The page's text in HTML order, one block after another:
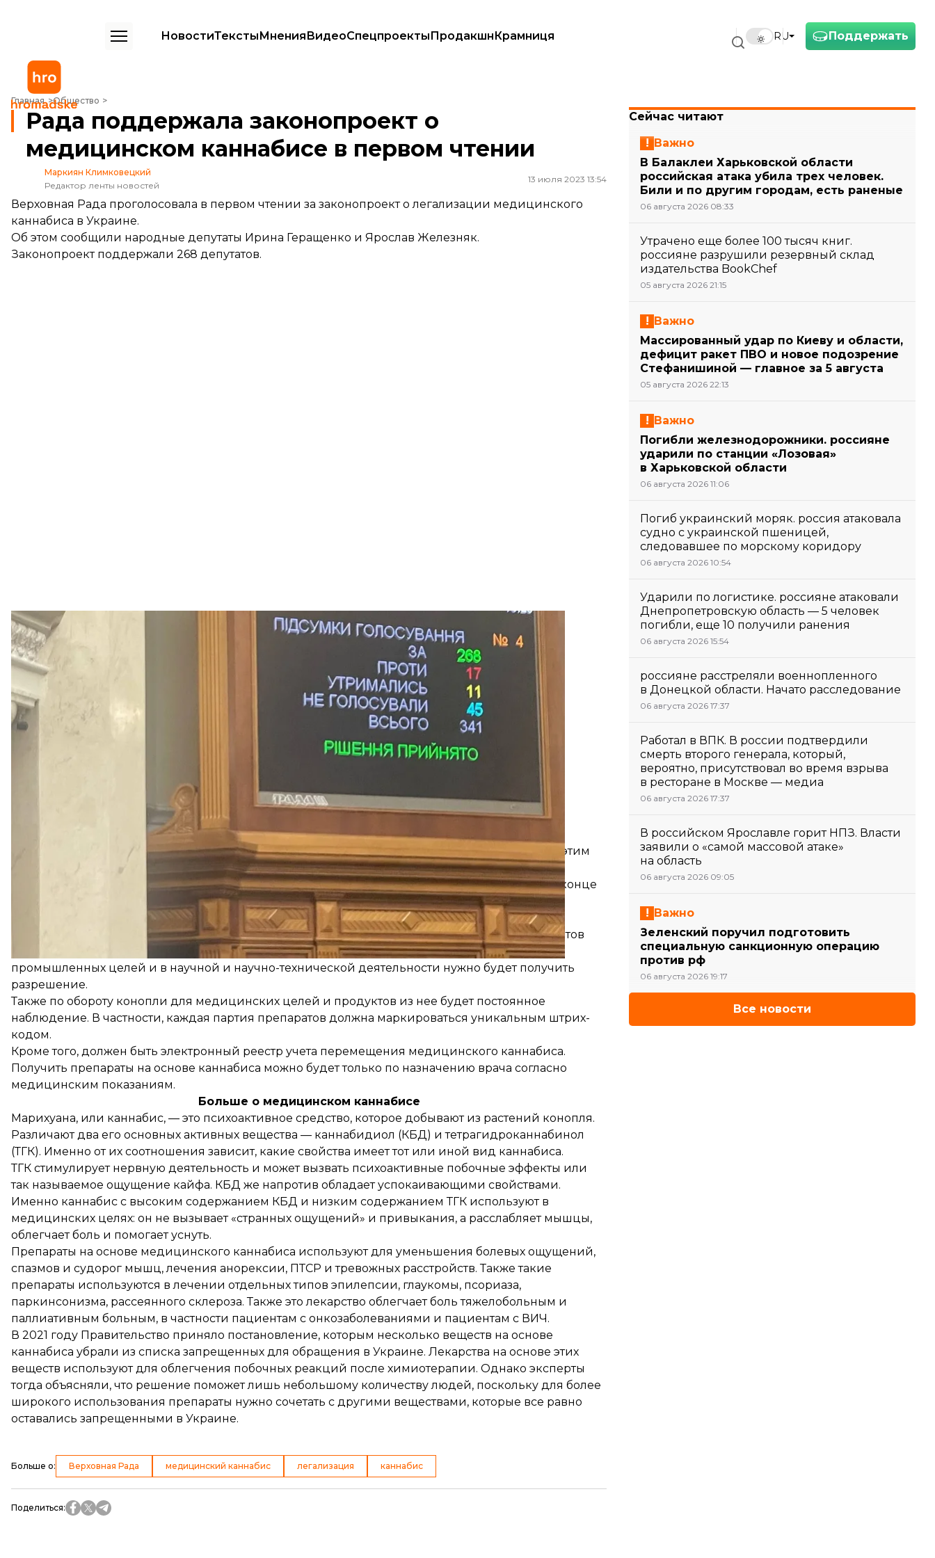
Поддержать
RU
НовостиТекстыМненияВидеоСпецпроектыПродакшнКрамниця
Главная Общество
Рада поддержала законопроект о медицинском каннабисе в первом чтении
Рада поддержала законопроект о
медицинском каннабисе в первом чтении
Маркиян Климковецкий
Редактор ленты новостей
13 июля 2023 13:54
Верховная Рада проголосовала в первом чтении за законопроект о легализации медицинского
каннабиса в Украине.
Об этом сообщили народные депутаты Ирина Геращенко и Ярослав Железняк.
Законопроект поддержали 268 депутатов.
Результаты голосования за законопроект о медицинском каннабисе в первом чтении, 13 июля 2023 года
Чтобы законопроект вступил в силу, депутаты должны принять его во втором чтении (перед этим
могут доработать), а затем отправить на подпись президенту.
Владимир Зеленский выступал в поддержку законопроекта о медицинском каннабисе и в конце
призвал парламентариев проголосовать за него.
Что предлагается в законопроекте?
Минздрав предлагает лицензировать хозяйственную деятельность по культивированию сортов
конопли для медицинских целей. Для культивирования каннабиса для медицинских,
промышленных целей и в научной и научно-технической деятельности нужно будет получить
разрешение.
Также по обороту конопли для медицинских целей и продуктов из нее будет постоянное
наблюдение. В частности, каждая партия препаратов должна маркироваться уникальным штрих-
кодом.
Кроме того, должен быть электронный реестр учета перемещения медицинского каннабиса.
Получить препараты на основе каннабиса можно будет только по назначению врача согласно
медицинским показаниям.
Больше о медицинском каннабисе
Марихуана, или каннабис, — это психоактивное средство, которое добывают из растений конопля.
Различают два его основных активных вещества — каннабидиол (КБД) и тетрагидроканнабинол
(ТГК). Именно от их соотношения зависит, какие свойства имеет тот или иной вид каннабиса.
ТГК стимулирует нервную деятельность и может вызвать психоактивные побочные эффекты или
так называемое ощущение кайфа. КБД же напротив обладает успокаивающими свойствами.
Именно каннабис с высоким содержанием КБД и низким содержанием ТГК используют в
медицинских целях: он не вызывает «странных ощущений» и привыкания, а расслабляет мышцы,
облегчает боль и помогает уснуть.
Препараты на основе медицинского каннабиса используют для уменьшения болевых ощущений,
спазмов и судорог мышц, лечения анорексии, ПТСР и тревожных расстройств. Также такие
препараты используются в лечении отдельных типов эпилепсии, глаукомы, псориаза,
паркинсонизма, рассеянного склероза. Также это лекарство облегчает боль тяжелобольным и
паллиативным больным, в частности пациентам с онкозаболеваниями и пациентам с ВИЧ.
В 2021 году Правительство приняло постановление, которым несколько веществ на основе
каннабиса убрали из списка запрещенных для обращения в Украине. Лекарства на основе этих
веществ используют для облегчения побочных реакций после химиотерапии. Однако эксперты
тогда объясняли, что решение поможет лишь небольшому количеству людей, поскольку для более
широкого использования препараты нужно сочетать с другими веществами, которые все равно
оставались запрещенными в Украине.
Больше о: Верховная Рада медицинский каннабис легализация каннабис
Поделиться:
Сейчас читают
Важно
В Балаклеи Харьковской области
российская атака убила трех человек.
Били и по другим городам, есть раненые
06 августа 2026 08:33
Утрачено еще более 100 тысяч книг.
россияне разрушили резервный склад
издательства BookChef
05 августа 2026 21:15
Важно
Массированный удар по Киеву и области,
дефицит ракет ПВО и новое подозрение
Стефанишиной — главное за 5 августа
05 августа 2026 22:13
Важно
Погибли железнодорожники. россияне
ударили по станции «Лозовая»
в Харьковской области
06 августа 2026 11:06
Погиб украинский моряк. россия атаковала
судно с украинской пшеницей,
следовавшее по морскому коридору
06 августа 2026 10:54
Ударили по логистике. россияне атаковали
Днепропетровскую область — 5 человек
погибли, еще 10 получили ранения
06 августа 2026 15:54
россияне расстреляли военнопленного
в Донецкой области. Начато расследование
06 августа 2026 17:37
Работал в ВПК. В россии подтвердили
смерть второго генерала, который,
вероятно, присутствовал во время взрыва
в ресторане в Москве — медиа
06 августа 2026 17:37
В российском Ярославле горит НПЗ. Власти
заявили о «самой массовой атаке»
на область
06 августа 2026 09:05
Важно
Зеленский поручил подготовить
специальную санкционную операцию
против рф
06 августа 2026 19:17
Все новости